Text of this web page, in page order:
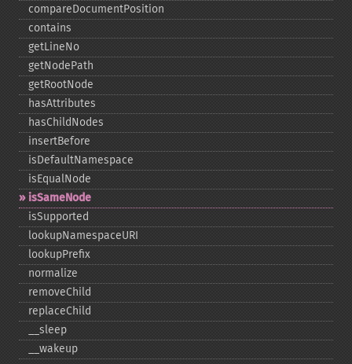
compareDocumentPosition
contains
getLineNo
getNodePath
getRootNode
hasAttributes
hasChildNodes
insertBefore
isDefaultNamespace
isEqualNode
isSameNode
isSupported
lookupNamespaceURI
lookupPrefix
normalize
removeChild
replaceChild
_​_​sleep
_​_​wakeup